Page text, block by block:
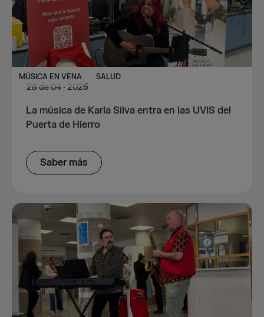
MÚSICA EN VENA SALUD
28de04 · 2025
La música de Karla Silva entra en las UVIS del
Puerta de Hierro
Saber más